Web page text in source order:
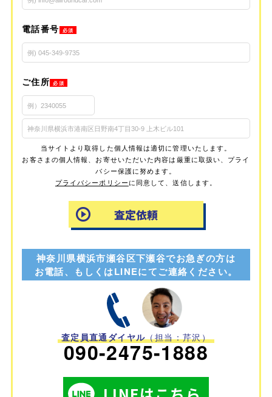
電話番号 必須
ご住所 必須
当サイトより取得した個人情報は適切に管理いたします。
お客さまの個人情報、お寄せいただいた内容は厳重に取扱い、プライ
バシー保護に努めます。
プライバシーポリシーに同意して、送信します。
神奈川県横浜市瀬谷区下瀬谷でお急ぎの方は
お電話、もしくはLINEにてご連絡ください。
査定員直通ダイヤル（担当：芹沢）
090-2475-1888